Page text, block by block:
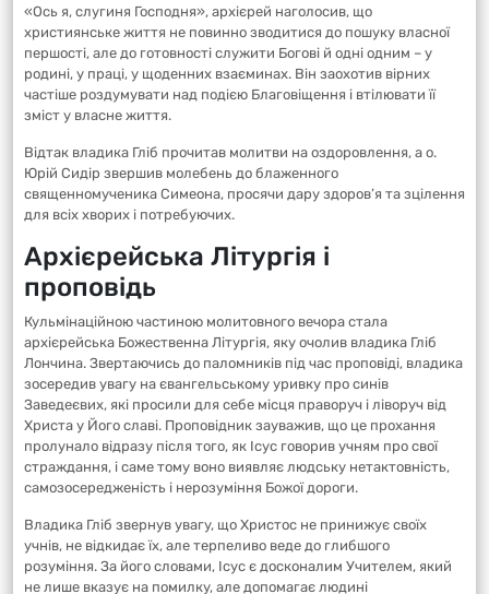
«Ось я, слугиня Господня», архієрей наголосив, що
християнське життя не повинно зводитися до пошуку власної
першості, але до готовності служити Богові й одні одним – у
родині, у праці, у щоденних взаєминах. Він заохотив вірних
частіше роздумувати над подією Благовіщення і втілювати її
зміст у власне життя.
Відтак владика Гліб прочитав молитви на оздоровлення, а о.
Юрій Сидір звершив молебень до блаженного
священномученика Симеона, просячи дару здоров’я та зцілення
для всіх хворих і потребуючих.
Архієрейська Літургія і
проповідь
Кульмінаційною частиною молитовного вечора стала
архієрейська Божественна Літургія, яку очолив владика Гліб
Лончина. Звертаючись до паломників під час проповіді, владика
зосередив увагу на євангельському уривку про синів
Заведеєвих, які просили для себе місця праворуч і ліворуч від
Христа у Його славі. Проповідник зауважив, що це прохання
пролунало відразу після того, як Ісус говорив учням про свої
страждання, і саме тому воно виявляє людську нетактовність,
самозосередженість і нерозуміння Божої дороги.
Владика Гліб звернув увагу, що Христос не принижує своїх
учнів, не відкидає їх, але терпеливо веде до глибшого
розуміння. За його словами, Ісус є досконалим Учителем, який
не лише вказує на помилку, але допомагає людині